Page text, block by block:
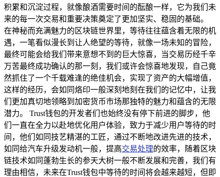
积累和沉淀过程，就像酿酒需要时间的酝酿一样，它为我们未
来的每一次交易和重要决策奠定了更加坚实、稳固的基础。
在神秘而充满魅力的区块链世界里，等待往往蕴含着无限的机
遇，一笔看似漫长到让人绝望的等待，就像一场未知的冒险，
最终可能会给我们带来意想不到的巨大惊喜，当交易历经千辛
万苦最终成功确认的那一刻，我们或许会惊喜地发现，自己竟
然抓住了一个千载难逢的绝佳机会，实现了资产的大幅增值，
这样的经历，会如同烙印一般深刻地刻在我们的记忆中，让我
们更加真切地领略到加密货币市场那独特的魅力和蕴含的无限
潜力。 Trust钱包的开发者们也始终没有停下前进的脚步，他
们一直在全力以赴地优化用户体验，致力于减少用户等待的时
间，他们如同技艺精湛的工匠，通过不断地改进先进的技术，
如同给汽车升级发动机一般，提高交易处理的效率，随着区块
链技术如同蓬勃生长的参天大树一般不断发展和完善，我们有
理由相信，未来在Trust钱包中等待的时间将会越来越短，但即